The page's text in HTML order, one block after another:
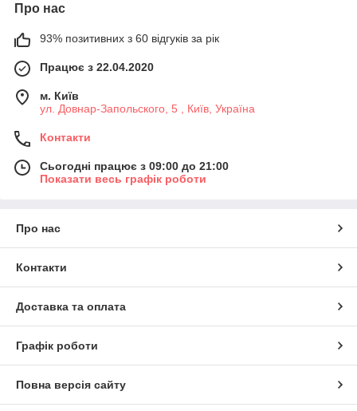
Про нас
93% позитивних з 60 відгуків за рік
Працює з 22.04.2020
м. Київ
ул. Довнар-Запольского, 5 , Київ, Україна
Контакти
Сьогодні працює з 09:00 до 21:00
Показати весь графік роботи
Про нас
Контакти
Доставка та оплата
Графік роботи
Повна версія сайту